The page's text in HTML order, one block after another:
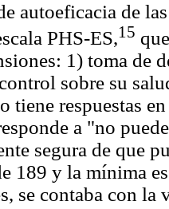
autoeficacia de
PHS-ES,15
1) toma de
sobre su
tiene respuestas
a "no
segura de que
189 y la mínima
se contaba con la